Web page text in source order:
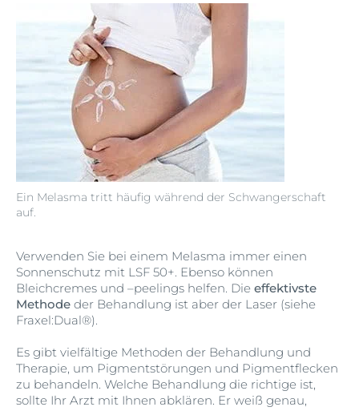
Ein Melasma tritt häufig während der Schwangerschaft
auf.
Verwenden Sie bei einem Melasma immer einen
Sonnenschutz mit LSF 50+. Ebenso können
Bleichcremes und –peelings helfen. Die effektivste
Methode der Behandlung ist aber der Laser (siehe
Fraxel:Dual®).
Es gibt vielfältige Methoden der Behandlung und
Therapie, um Pigmentstörungen und Pigmentflecken
zu behandeln. Welche Behandlung die richtige ist,
sollte Ihr Arzt mit Ihnen abklären. Er weiß genau,